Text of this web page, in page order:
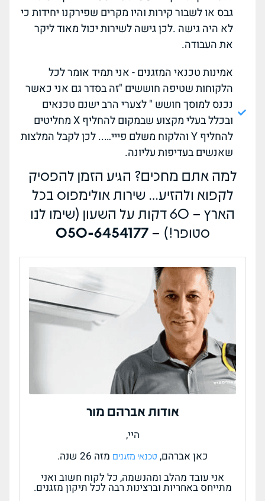
גבס או לשבור קירות והיו מקרים שפירקנו יחידות כי
לא היה גישה .לכן גישה לשירות יכול מאוד ליקר
את העבודה.
אמינות טכנאי המזגנים - אני תמיד אומר לכל
הלקוחות שטיפה חוששים "זה בסדר גם אני כאשר
נכנס למוסך חושש " לצערי הרב ישנם טכנאים
ובכלל בעלי מקצוע שבמקום להחליף X מחליטים
להחליף Y והלקוח משלם פייי….. לכן לקבל המלצות
שאנשים בעדיפות עליונה.
למה אתם מחכים? הגיע הזמן להפסיק
לקפוא ולהזיע… שירות אולימפוס בכל
הארץ – 60 דקות על השעון (שימו לנו
סטופר!) –050-6454177
אודות אברהם מור
היי,
כאן אברהם, טכנאי מזגנים מזה 26 שנה.
אני עובד מהלב ומהנשמה, כל לקוח חשוב ואני
מתייחס באחריות וברצינות רבה לכל תיקון מזגנים.